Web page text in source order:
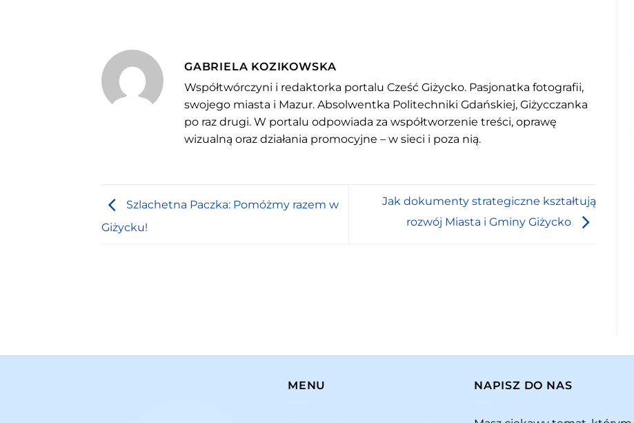
GABRIELA KOZIKOWSKA
Współtwórczyni i redaktorka portalu Cześć Giżycko. Pasjonatka fotografii,
swojego miasta i Mazur. Absolwentka Politechniki Gdańskiej, Giżycczanka
po raz drugi. W portalu odpowiada za współtworzenie treści, oprawę
wizualną oraz działania promocyjne – w sieci i poza nią.
Szlachetna Paczka: Pomóżmy razem w
Giżycku!
Jak dokumenty strategiczne kształtują
rozwój Miasta i Gminy Giżycko
MENU NAPISZ DO NAS